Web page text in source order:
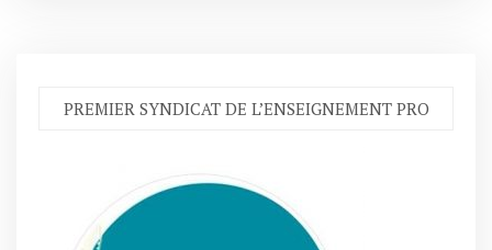
PREMIER SYNDICAT DE L’ENSEIGNEMENT PRO